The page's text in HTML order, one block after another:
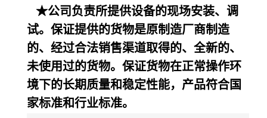
★公司负责所提供设备的现场安装、调
试。保证提供的货物是原制造厂商制造
的、经过合法销售渠道取得的、全新的、
未使用过的货物。保证货物在正常操作环
境下的长期质量和稳定性能，产品符合国
家标准和行业标准。